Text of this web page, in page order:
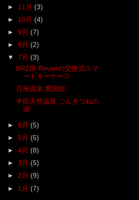
► 11月 (3)
► 10月 (4)
►9月 (7)
►8月 (2)
▼7月 (3)
BRZ用 Revierの交換式スマ
ートキーケース
万座温泉 豊国館
半田天然温泉 ごんぎつねの
湯
►6月 (5)
►5月 (5)
►4月 (8)
►3月 (5)
►2月 (9)
► 1月 (7)